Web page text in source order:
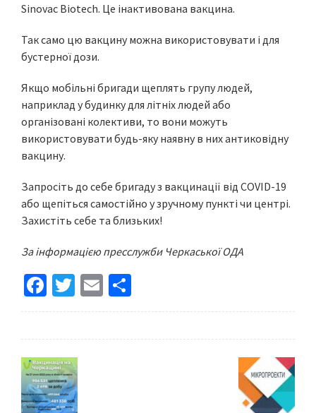
Sinovac Biotech. Це інактивована вакцина.
Так само цю вакцину можна використовувати і для
бустерної дози.
Якщо мобільні бригади щеплять групу людей,
наприклад у будинку для літніх людей або
організовані колективи, то вони можуть
використовувати будь-яку наявну в них антиковідну
вакцину.
Запросіть до себе бригаду з вакцинації від COVID-19
або щепіться самостійно у зручному пункті чи центрі.
Захистіть себе та близьких!
За інформацією пресслужби Черкаської ОДА
Fa
ce
o
o
k
T
wi
er
E
m h